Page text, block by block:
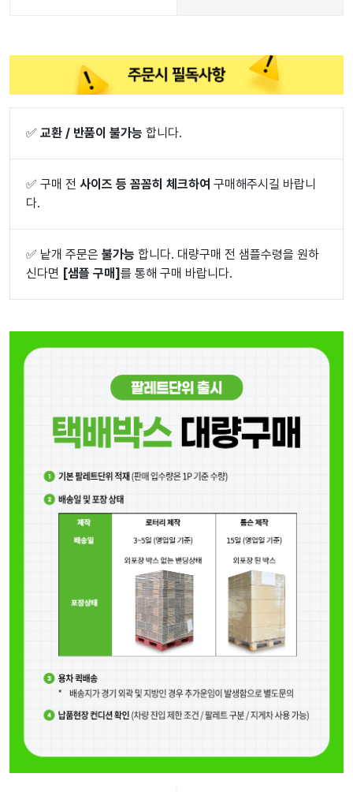
✅ 교환 / 반품이 불가능 합니다.
✅ 구매 전 사이즈 등 꼼꼼히 체크하여 구매해주시길 바랍니
다.
✅ 낱개 주문은 불가능 합니다. 대량구매 전 샘플수령을 원하
신다면 [샘플 구매]를 통해 구매 바랍니다.